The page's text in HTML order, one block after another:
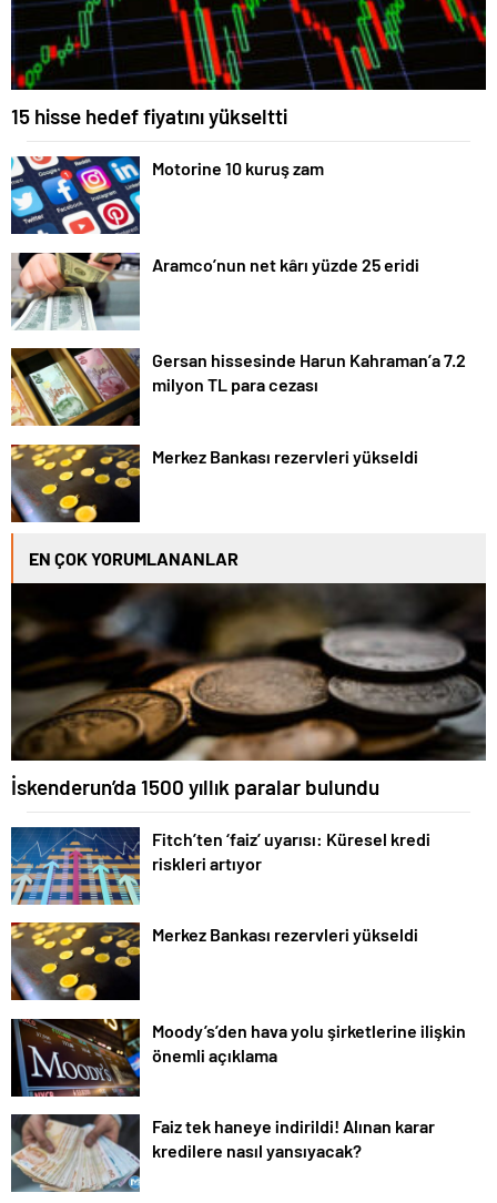
15 hisse hedef fiyatını yükseltti
Motorine 10 kuruş zam
Aramco’nun net kârı yüzde 25 eridi
Gersan hissesinde Harun Kahraman’a 7.2
milyon TL para cezası
Merkez Bankası rezervleri yükseldi
EN ÇOK YORUMLANANLAR
İskenderun’da 1500 yıllık paralar bulundu
Fitch’ten ‘faiz’ uyarısı: Küresel kredi
riskleri artıyor
Merkez Bankası rezervleri yükseldi
Moody’s’den hava yolu şirketlerine ilişkin
önemli açıklama
Faiz tek haneye indirildi! Alınan karar
kredilere nasıl yansıyacak?